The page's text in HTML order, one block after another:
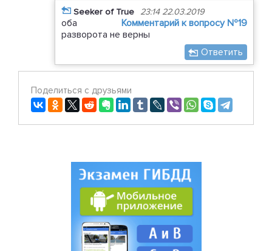
Seeker of True 23:14 22.03.2019
Комментарий к вопросу №19
оба
разворота не верны
Ответить
Поделиться с друзьями